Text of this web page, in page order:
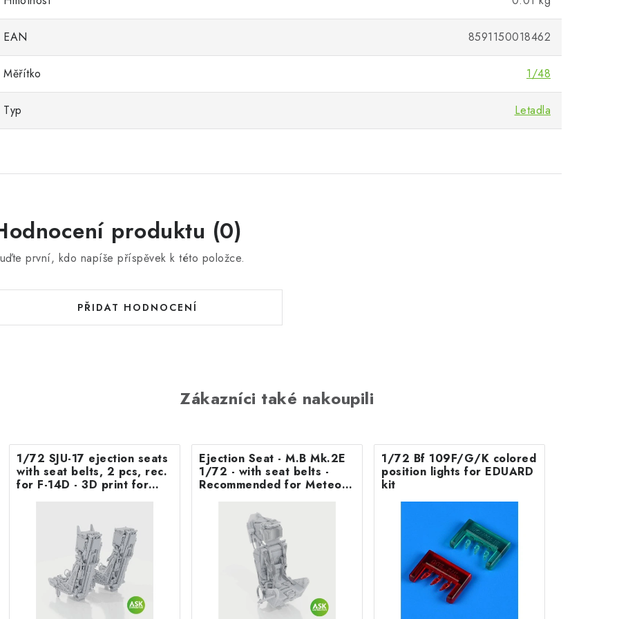
EAN 8591150018462
Měřítko 1/48
Typ Letadla
produktu (0)
první, kdo napíše příspěvek k této položce.
PŘIDAT HODNOCENÍ
Zákazníci také nakoupili
1/72 SJU-17 ejection seats
with seat belts, 2 pcs, rec.
for F-14D - 3D print for
Ejection Seat - M.B Mk.2E
1/72 - with seat belts -
Recommended for Meteor
1/72 Bf 109F/G/K colored
position lights for EDUARD
kit